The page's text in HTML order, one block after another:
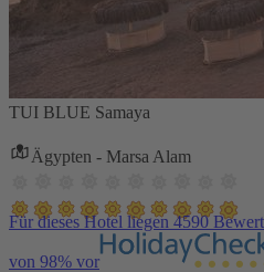
TUI BLUE Samaya
Ägypten - Marsa Alam
Für dieses Hotel liegen 4590
von 98% vor